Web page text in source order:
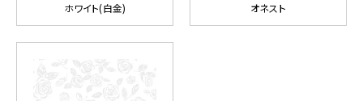
ホワイト(白金) オネスト